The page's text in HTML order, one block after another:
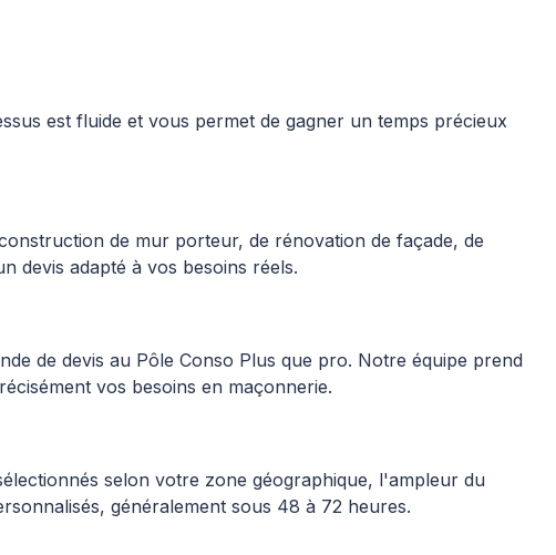
est fluide et vous permet de gagner un temps précieux
de mur porteur, de rénovation de façade, de
devis adapté à vos besoins réels.
de devis au Pôle Conso Plus que pro. Notre équipe prend
vos besoins en maçonnerie.
selon votre zone géographique, l'ampleur du
généralement sous 48 à 72 heures.